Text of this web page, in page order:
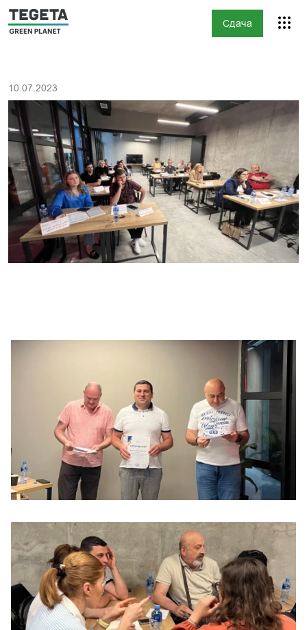
Сдача
10.07.2023